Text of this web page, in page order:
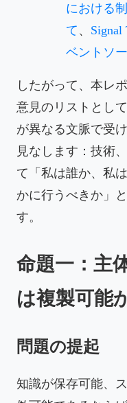
における
て 、 Signal
ベントソ
したがって、本レ
意見のリストとし
が異なる文脈で受
見なします：技術
て「私は誰か、私
かに行うべきか」
す。
命題一：主
は複製可能
問題の提起
知識が保存可能、